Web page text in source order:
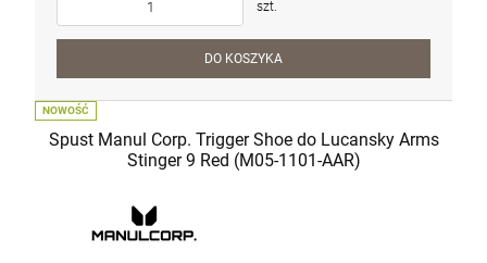
szt.
DO KOSZYKA
Spust Manul Corp. Trigger Shoe do Lucansky Arms
Stinger 9 Red (M05-1101-AAR)
NOWOŚĆ